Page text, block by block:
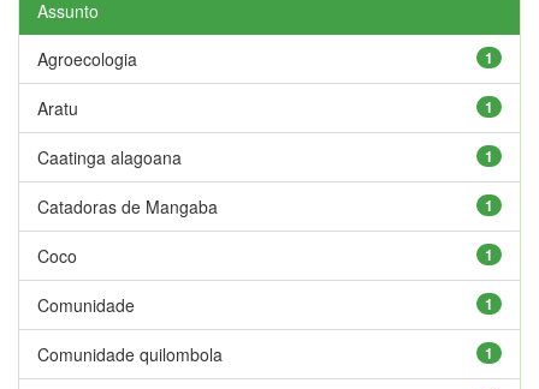
Assunto
1
Agroecologia
1
Aratu
1
Caatinga alagoana
1
Catadoras de Mangaba
1
Coco
1
Comunidade
1
Comunidade quilombola